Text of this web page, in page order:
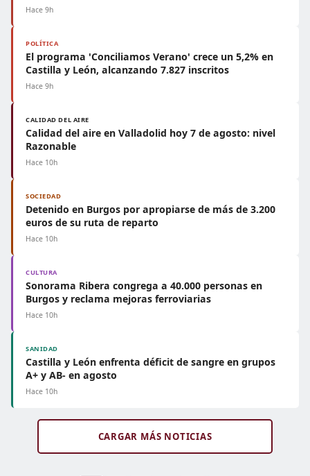
Hace 9h
POLÍTICA
El programa 'Conciliamos Verano' crece un 5,2% en
Castilla y León, alcanzando 7.827 inscritos
Hace 9h
CALIDAD DEL AIRE
Calidad del aire en Valladolid hoy 7 de agosto: nivel
Razonable
Hace 10h
SOCIEDAD
Detenido en Burgos por apropiarse de más de 3.200
euros de su ruta de reparto
Hace 10h
CULTURA
Sonorama Ribera congrega a 40.000 personas en
Burgos y reclama mejoras ferroviarias
Hace 10h
SANIDAD
Castilla y León enfrenta déficit de sangre en grupos
A+ y AB- en agosto
Hace 10h
CARGAR MÁS NOTICIAS